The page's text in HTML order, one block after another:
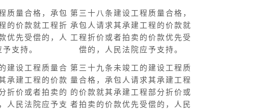
质量合格，承包
的价款就工程折
优先受偿的，人
支持。
第三十八条建设工程质量合格，
承包人请求其承建工程的价款就
工程折价或者拍卖的价款优先受
偿的，人民法院应予支持。
建设工程质量合
承建工程的价款
折价或者拍卖的
人民法院应予支
第三十九条未竣工的建设工程质
量合格，承包人请求其承建工程
的价款就其承建工程部分折价或
者拍卖的价款优先受偿的，人民